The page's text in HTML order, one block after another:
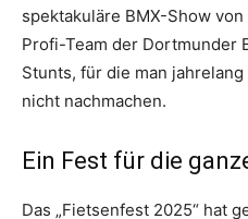
spektakuläre BMX-Show
Profi-Team der Dortmunder
Stunts, für die man
nicht nachmachen.
Ein Fest für die
Das „Fietsenfest 2025“ hat